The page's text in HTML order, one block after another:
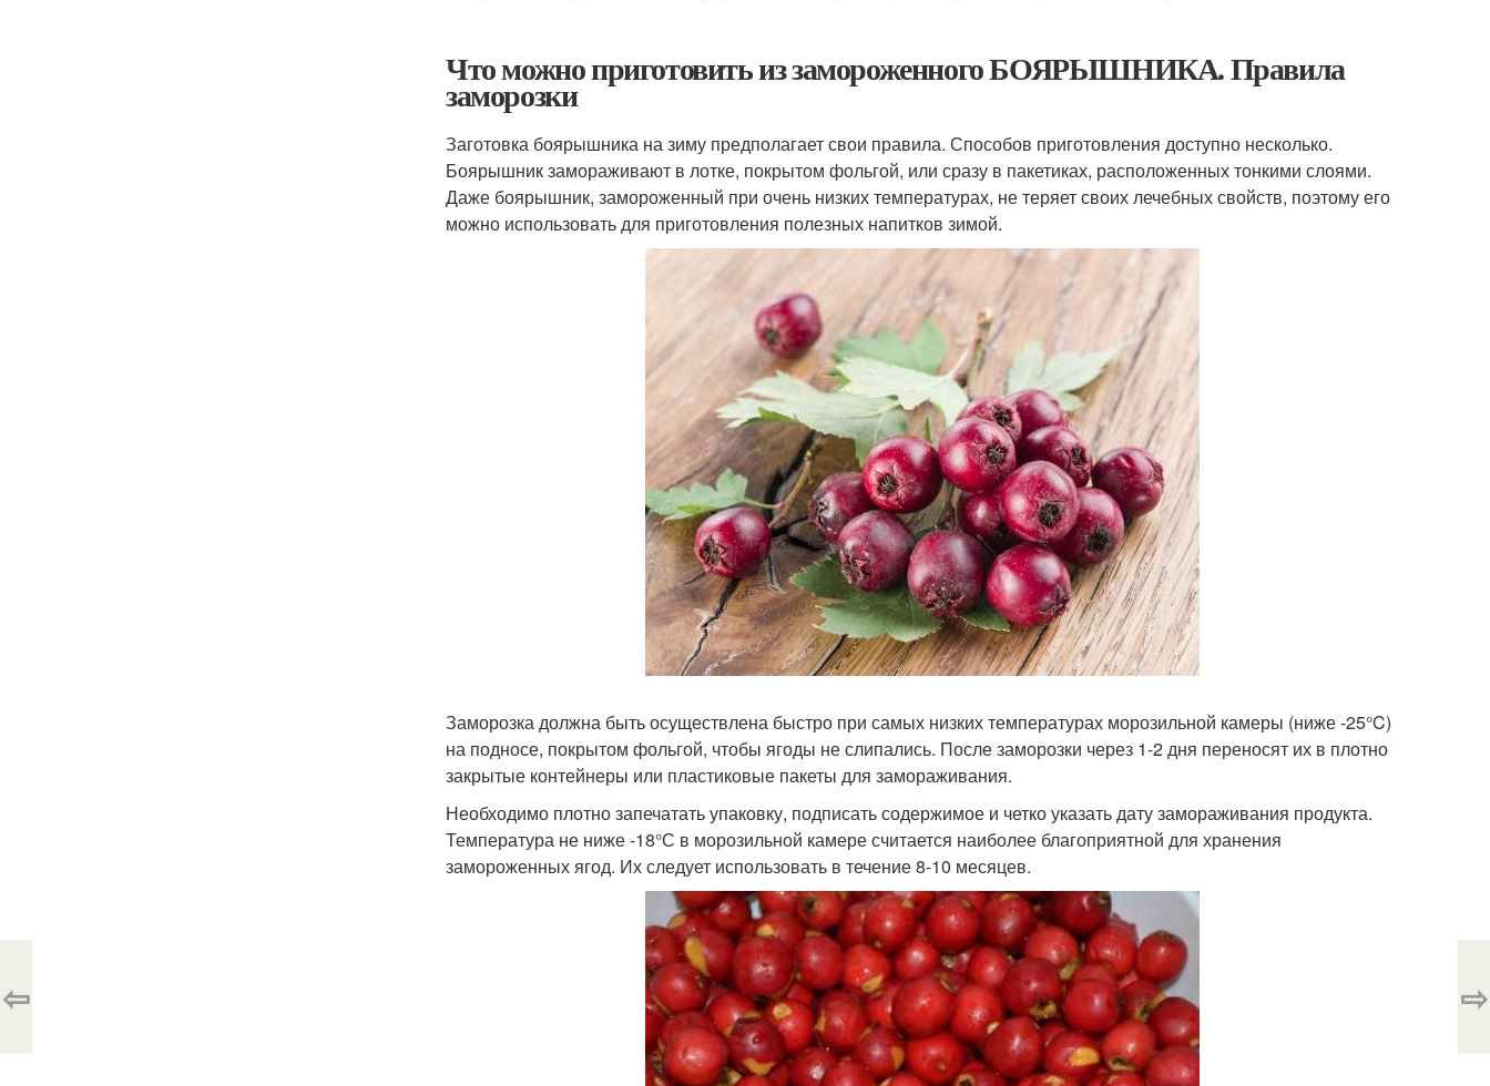
Что можно приготовить из замороженного БОЯРЫШНИКА. Правила
заморозки
Заготовка боярышника на зиму предполагает свои правила. Способов приготовления доступно несколько.
Боярышник замораживают в лотке, покрытом фольгой, или сразу в пакетиках, расположенных тонкими слоями.
Даже боярышник, замороженный при очень низких температурах, не теряет своих лечебных свойств, поэтому его
можно использовать для приготовления полезных напитков зимой.
Заморозка должна быть осуществлена быстро при самых низких температурах морозильной камеры (ниже -25°C)
на подносе, покрытом фольгой, чтобы ягоды не слипались. После заморозки через 1-2 дня переносят их в плотно
закрытые контейнеры или пластиковые пакеты для замораживания.
Необходимо плотно запечатать упаковку, подписать содержимое и четко указать дату замораживания продукта.
Температура не ниже -18°С в морозильной камере считается наиболее благоприятной для хранения
замороженных ягод. Их следует использовать в течение 8-10 месяцев.
⇦ ⇨